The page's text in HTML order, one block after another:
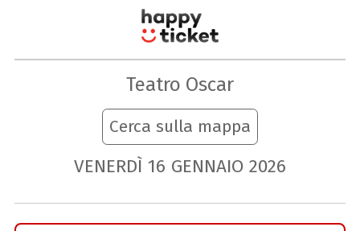
Teatro Oscar
Cerca sulla mappa
VENERDÌ 16 GENNAIO 2026